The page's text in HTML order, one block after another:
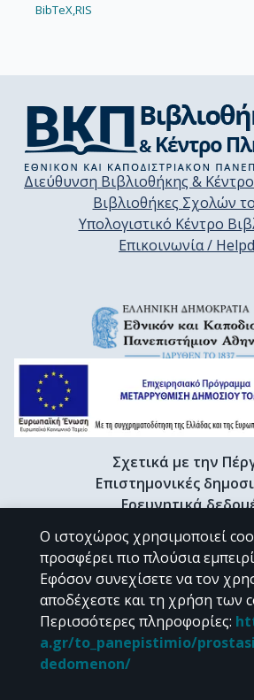
BibTeX,RIS
Διεύθυνση Βιβλιοθήκης &
Βιβλιοθήκες Σχολών
Υπολογιστικό Κέντρο
Επικοινωνία /
Σχετικά με την
Επιστημονικές
Ερευνητικά
Διδακτορικές διατριβές &
Προφίλ
CC BY-
Εκτός αν αναφέρεται διαφορετικά, το υλικό
Ο ιστοχώρος χρησιμοποιεί
προσφέρει πιο πλούσια
Εφόσον συνεχίσετε να τον
αποδέχεστε και τη χρήση των
Περισσότερες πληροφορίες:
a.gr/to_panepistimio/
dedomenon/